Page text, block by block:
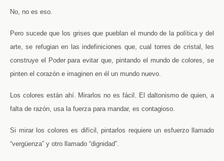
No, no es eso.
Pero sucede que los grises que pueblan el mundo de la política y del
arte, se refugian en las indefiniciones que, cual torres de cristal, les
construye el Poder para evitar que, pintando el mundo de colores, se
pinten el corazón e imaginen en él un mundo nuevo.
Los colores están ahí. Mirarlos no es fácil. El daltonismo de quien, a
falta de razón, usa la fuerza para mandar, es contagioso.
Si mirar los colores es difícil, pintarlos requiere un esfuerzo llamado
“vergüenza” y otro llamado “dignidad”.